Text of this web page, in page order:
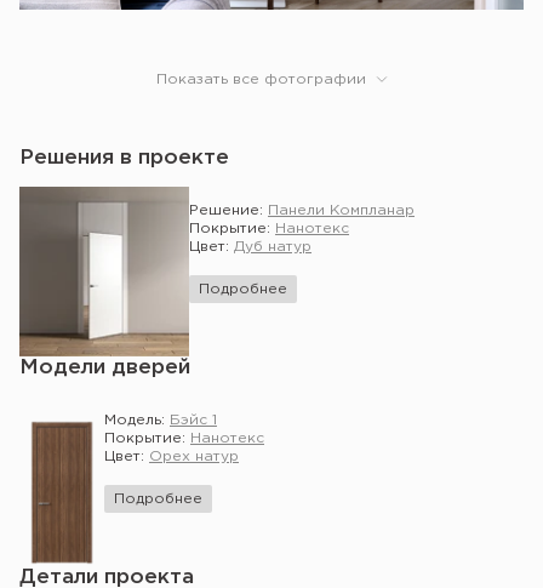
Показать все фотографии
Решения в проекте
Решение:
Панели Компланар
Покрытие:
Нанотекс
Цвет: Дуб натур
Подробнее
Модели дверей
Модель:
Бэйс 1
Покрытие:
Нанотекс
Цвет: Орех натур
Подробнее
Детали проекта